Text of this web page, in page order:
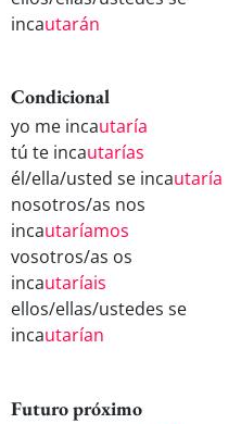
incautarán
Condicional
yo me incautaría
tú te incautarías
él/ella/usted se incautaría
nosotros/as nos
incautaríamos
vosotros/as os
incautaríais
ellos/ellas/ustedes se
incautarían
Futuro próximo